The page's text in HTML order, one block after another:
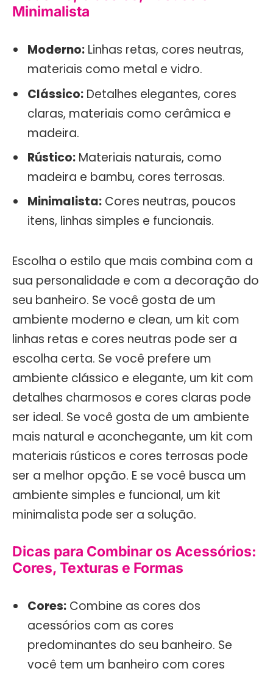
Minimalista
Moderno: Linhas retas, cores neutras,
materiais como metal e vidro.
Clássico: Detalhes elegantes, cores
claras, materiais como cerâmica e
madeira.
Rústico: Materiais naturais, como
madeira e bambu, cores terrosas.
Minimalista: Cores neutras, poucos
itens, linhas simples e funcionais.
Escolha o estilo que mais combina com a
sua personalidade e com a decoração do
seu banheiro. Se você gosta de um
ambiente moderno e clean, um kit com
linhas retas e cores neutras pode ser a
escolha certa. Se você prefere um
ambiente clássico e elegante, um kit com
detalhes charmosos e cores claras pode
ser ideal. Se você gosta de um ambiente
mais natural e aconchegante, um kit com
materiais rústicos e cores terrosas pode
ser a melhor opção. E se você busca um
ambiente simples e funcional, um kit
minimalista pode ser a solução.
Dicas para Combinar os Acessórios:
Cores, Texturas e Formas
Cores: Combine as cores dos
acessórios com as cores
predominantes do seu banheiro. Se
você tem um banheiro com cores